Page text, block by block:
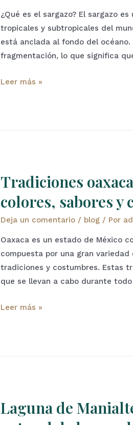
¿Qué es el sargazo? El sargazo
tropicales y subtropicales del
está anclada al fondo del
fragmentación, lo que significa
Leer más »
Tradiciones
colores, sabores y
Deja un comentario / blog / Por
Oaxaca es un estado de México
compuesta por una gran
tradiciones y costumbres. Estas
que se llevan a cabo durante
Leer más »
Laguna de